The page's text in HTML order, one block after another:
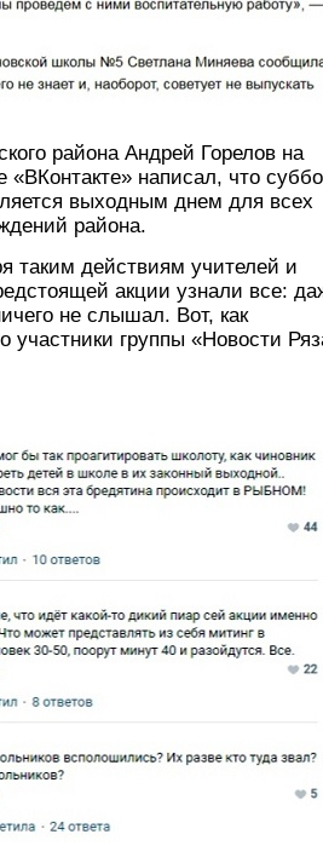
района Андрей Горелов на
написал, что
выходным днем для всех
района.
таким действиям учителей и
акции узнали все:
не слышал. Вот, как
участники группы «Новости